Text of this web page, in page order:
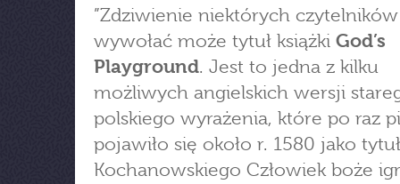
”Zdziwienie niektórych czytelników
wywołać może tytuł książki God’s
Playground. Jest to jedna z kilku
możliwych angielskich wersji
polskiego wyrażenia, które po raz
pojawiło się około r. 1580 jako
Kochanowskiego Człowiek boże